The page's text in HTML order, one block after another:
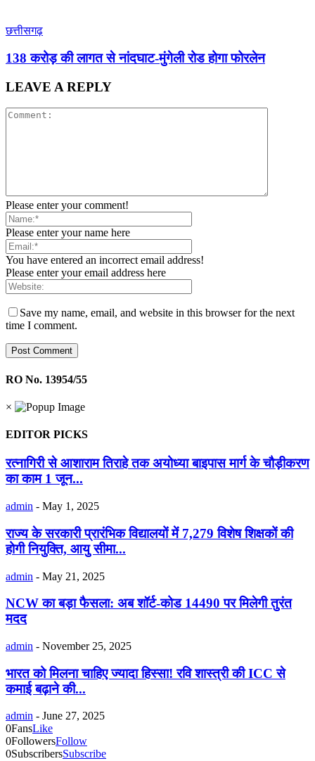
छत्तीसगढ़
138 करोड़ की लागत से नांदघाट-मुंगेली रोड होगा फोरलेन
LEAVE A REPLY
Please enter your comment!
Please enter your name here
You have entered an incorrect email address!
Please enter your email address here
Save my name, email, and website in this browser for the next
time I comment.
RO No. 13954/55
×
EDITOR PICKS
रत्नागिरी से आशाराम तिराहे तक अयोध्या बाइपास मार्ग के चौड़ीकरण
का काम 1 जून...
admin - May 1, 2025
राज्य के सरकारी प्रारंभिक विद्यालयों में 7,279 विशेष शिक्षकों की
होगी नियुक्ति, आयु सीमा...
admin - May 21, 2025
NCW का बड़ा फैसला: अब शॉर्ट-कोड 14490 पर मिलेगी तुरंत
मदद
admin - November 25, 2025
भारत को मिलना चाहिए ज्यादा हिस्सा! रवि शास्त्री की ICC से
कमाई बढ़ाने की...
admin - June 27, 2025
0FansLike
0FollowersFollow
0SubscribersSubscribe